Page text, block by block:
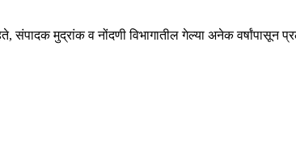
संपादक मुद्रांक व नोंदणी विभागातील गेल्या अनेक